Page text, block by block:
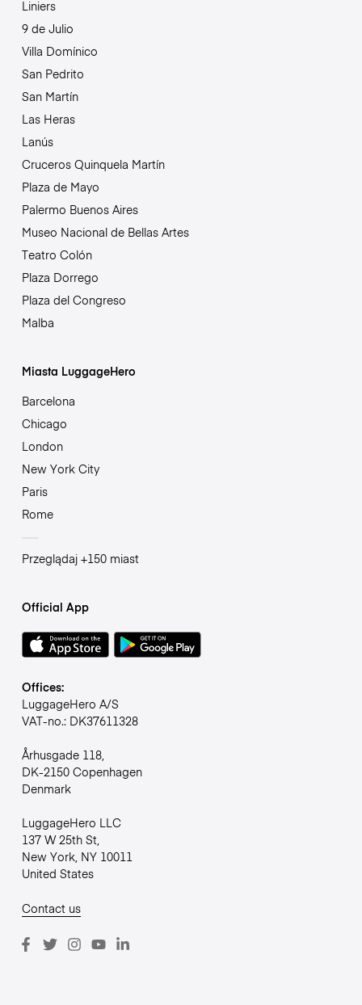
Liniers
9 de Julio
Villa Domínico
San Pedrito
San Martín
Las Heras
Lanús
Cruceros Quinquela Martín
Plaza de Mayo
Palermo Buenos Aires
Museo Nacional de Bellas Artes
Teatro Colón
Plaza Dorrego
Plaza del Congreso
Malba
Miasta LuggageHero
Barcelona
Chicago
London
New York City
Paris
Rome
Przeglądaj +150 miast
Official App
Offices:
LuggageHero A/S
VAT-no.: DK37611328
Århusgade 118,
DK-2150 Copenhagen
Denmark
LuggageHero LLC
137 W 25th St,
New York, NY 10011
United States
Contact us